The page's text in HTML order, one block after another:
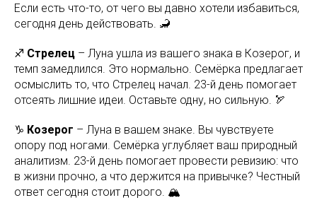
Если есть что-то, от чего вы давно хотели избавиться,
сегодня день действовать. 🦂
♐ Стрелец – Луна ушла из вашего знака в Козерог, и
темп замедлился. Это нормально. Семёрка предлагает
осмыслить то, что Стрелец начал. 23-й день помогает
отсеять лишние идеи. Оставьте одну, но сильную. 🏹
♑ Козерог – Луна в вашем знаке. Вы чувствуете
опору под ногами. Семёрка углубляет ваш природный
аналитизм. 23-й день помогает провести ревизию: что
в жизни прочно, а что держится на привычке? Честный
ответ сегодня стоит дорого. 🏔️